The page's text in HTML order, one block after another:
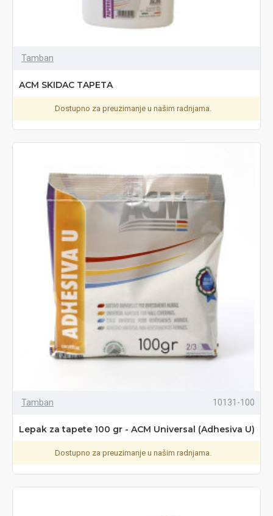
Tamban
ACM SKIDAC TAPETA
Dostupno za preuzimanje u našim radnjama.
Tamban 10131-100
Lepak za tapete 100 gr - ACM Universal (Adhesiva U)
Dostupno za preuzimanje u našim radnjama.